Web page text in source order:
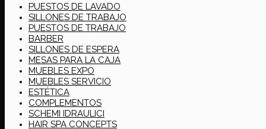
PUESTOS DE LAVADO
SILLONES DE TRABAJO
PUESTOS DE TRABAJO
BARBER
SILLONES DE ESPERA
MESAS PARA LA CAJA
MUEBLES EXPO
MUEBLES SERVICIO
ESTÉTICA
COMPLEMENTOS
SCHEMI IDRAULICI
HAIR SPA CONCEPTS